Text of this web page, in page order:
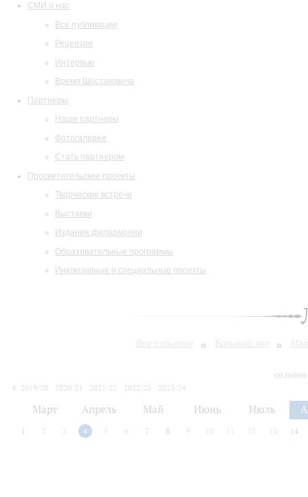
СМИ о нас
Все публикации
Рецензии
Интервью
Время Шостаковича
Партнеры
Наши партнеры
Фотогалерея
Стать партнером
Просветительские проекты
Творческие встречи
Выставки
Издания филармонии
Образовательные программы
Инклюзивные и специальные проекты
Все события Большой зал
2019/20
2020/21 2021/22 2022/23
2023/24
Март Апрель Май Июнь Июль
1 2 3 4 5 6 7 8 9 10 12 13 14